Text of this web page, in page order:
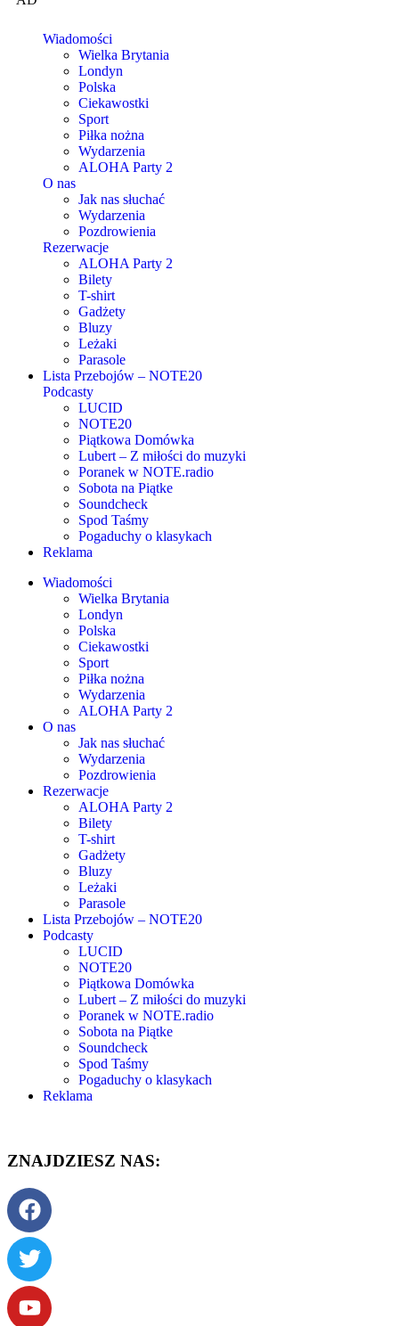
Wiadomości
Wielka Brytania
Londyn
Polska
Ciekawostki
Sport
Piłka nożna
Wydarzenia
ALOHA Party 2
O nas
Jak nas słuchać
Wydarzenia
Pozdrowienia
Rezerwacje
ALOHA Party 2
Bilety
T-shirt
Gadżety
Bluzy
Leżaki
Parasole
Lista Przebojów – NOTE20
Podcasty
LUCID
NOTE20
Piątkowa Domówka
Lubert – Z miłości do muzyki
Poranek w NOTE.radio
Sobota na Piątke
Soundcheck
Spod Taśmy
Pogaduchy o klasykach
Reklama
Wiadomości
Wielka Brytania
Londyn
Polska
Ciekawostki
Sport
Piłka nożna
Wydarzenia
ALOHA Party 2
O nas
Jak nas słuchać
Wydarzenia
Pozdrowienia
Rezerwacje
ALOHA Party 2
Bilety
T-shirt
Gadżety
Bluzy
Leżaki
Parasole
Lista Przebojów – NOTE20
Podcasty
LUCID
NOTE20
Piątkowa Domówka
Lubert – Z miłości do muzyki
Poranek w NOTE.radio
Sobota na Piątke
Soundcheck
Spod Taśmy
Pogaduchy o klasykach
Reklama
ZNAJDZIESZ NAS: